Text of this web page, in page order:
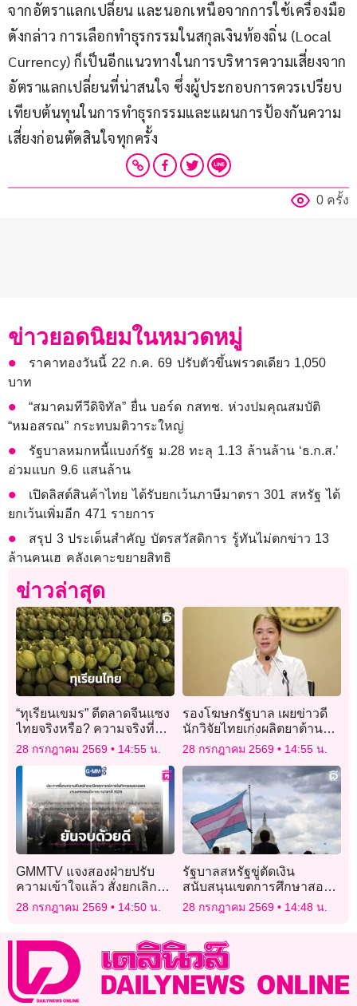
จากอัตราแลกเปลี่ยน และนอกเหนือจากการใช้เครื่องมือ
ดังกล่าว การเลือกทำธุรกรรมในสกุลเงินท้องถิ่น (Local
Currency) ก็เป็นอีกแนวทางในการบริหารความเสี่ยงจาก
อัตราแลกเปลี่ยนที่น่าสนใจ ซึ่งผู้ประกอบการควรเปรียบ
เทียบต้นทุนในการทำธุรกรรมและแผนการป้องกันความ
เสี่ยงก่อนตัดสินใจทุกครั้ง
0 ครั้ง
ข่าวยอดนิยมในหมวดหมู่
ราคาทองวันนี้ 22 ก.ค. 69 ปรับตัวขึ้นพรวดเดียว 1,050
บาท
“สมาคมทีวีดิจิทัล” ยื่น บอร์ด กสทช. ห่วงปมคุณสมบัติ
“หมอสรณ” กระทบมติวาระใหญ่
รัฐบาลหมกหนี้แบงก์รัฐ ม.28 ทะลุ 1.13 ล้านล้าน ‘ธ.ก.ส.’
อ่วมแบก 9.6 แสนล้าน
เปิดลิสต์สินค้าไทย ได้รับยกเว้นภาษีมาตรา 301 สหรัฐ ได้
ยกเว้นเพิ่มอีก 471 รายการ
สรุป 3 ประเด็นสำคัญ บัตรสวัสดิการ รู้ทันไม่ตกข่าว 13
ล้านคนเฮ คลังเคาะขยายสิทธิ
ข่าวล่าสุด
“ทุเรียนเขมร” ตีตลาดจีนแซง
ไทยจริงหรือ? ความจริงที่
ไทยต้องมองให้ลึกกว่าแค่
28 กรกฎาคม 2569 14:55 น.
รองโฆษกรัฐบาล เผยข่าวดี
นักวิจัยไทยเก่งผลิตยาต้านพิษ
โบทูลินัมสำเร็จ ยกระดับ
ความมั่นคงทางยา
28 กรกฎาคม 2569 14:55 น.
GMMTV แจงสองฝ่ายปรับ
ความเข้าใจแล้ว สั่งยกเลิกพัก
งานสตาฟฟ์ พร้อมปรับกติกา
28 กรกฎาคม 2569 14:50 น.
รัฐบาลสหรัฐขู่ตัดเงิน
สนับสนุนเขตการศึกษาสอง
แห่ง ปมนโยบาย “คนข้าม
28 กรกฎาคม 2569 14:48 น.